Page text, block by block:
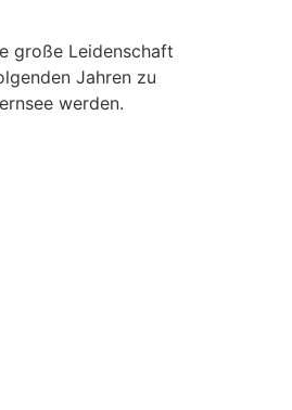
große Leidenschaft
Jahren zu
werden.